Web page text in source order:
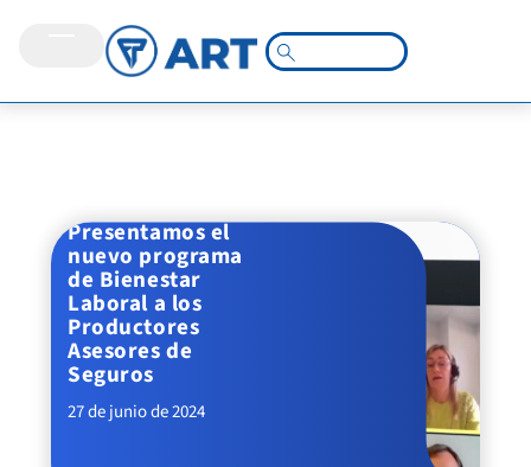
Presentamos el
nuevo programa
de Bienestar
Laboral a los
Productores
Asesores de
Seguros
27 de junio de 2024